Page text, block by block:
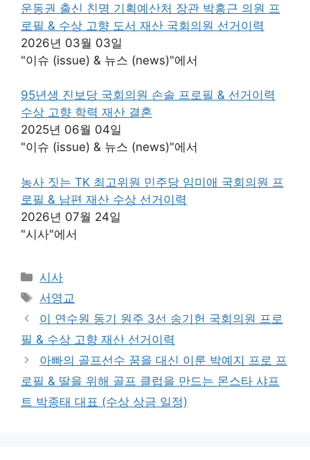
운동권 출신 친명 기획예산처 장관 박홍근 의원 프
로필 & 수상 고향 도서 재산 국회의원 선거이력
2026년 03월 03일
"이슈 (issue) & 뉴스 (news)"에서
95년생 진보당 국회의원 손솔 프로필 & 선거이력
수상 고향 학력 재산 결혼
2025년 06월 04일
"이슈 (issue) & 뉴스 (news)"에서
농사 짓는 TK 최고위원 민주당 임미애 국회의원 프
로필 & 남편 재산 수상 선거이력
2026년 07월 24일
"시사"에서
카
테
고
리
시사
태
그
서영교
이 연수원 동기 원주 3선 송기헌 국회의원 프로
필 & 수상 고향 재산 선거이력
아빠의 골프선수 꿈을 대신 이룬 박예지 프로 프
로필 & 딸을 위해 골프 클럽을 만드는 몬스타 샤프
트 박종태 대표 (수상 상금 일정)